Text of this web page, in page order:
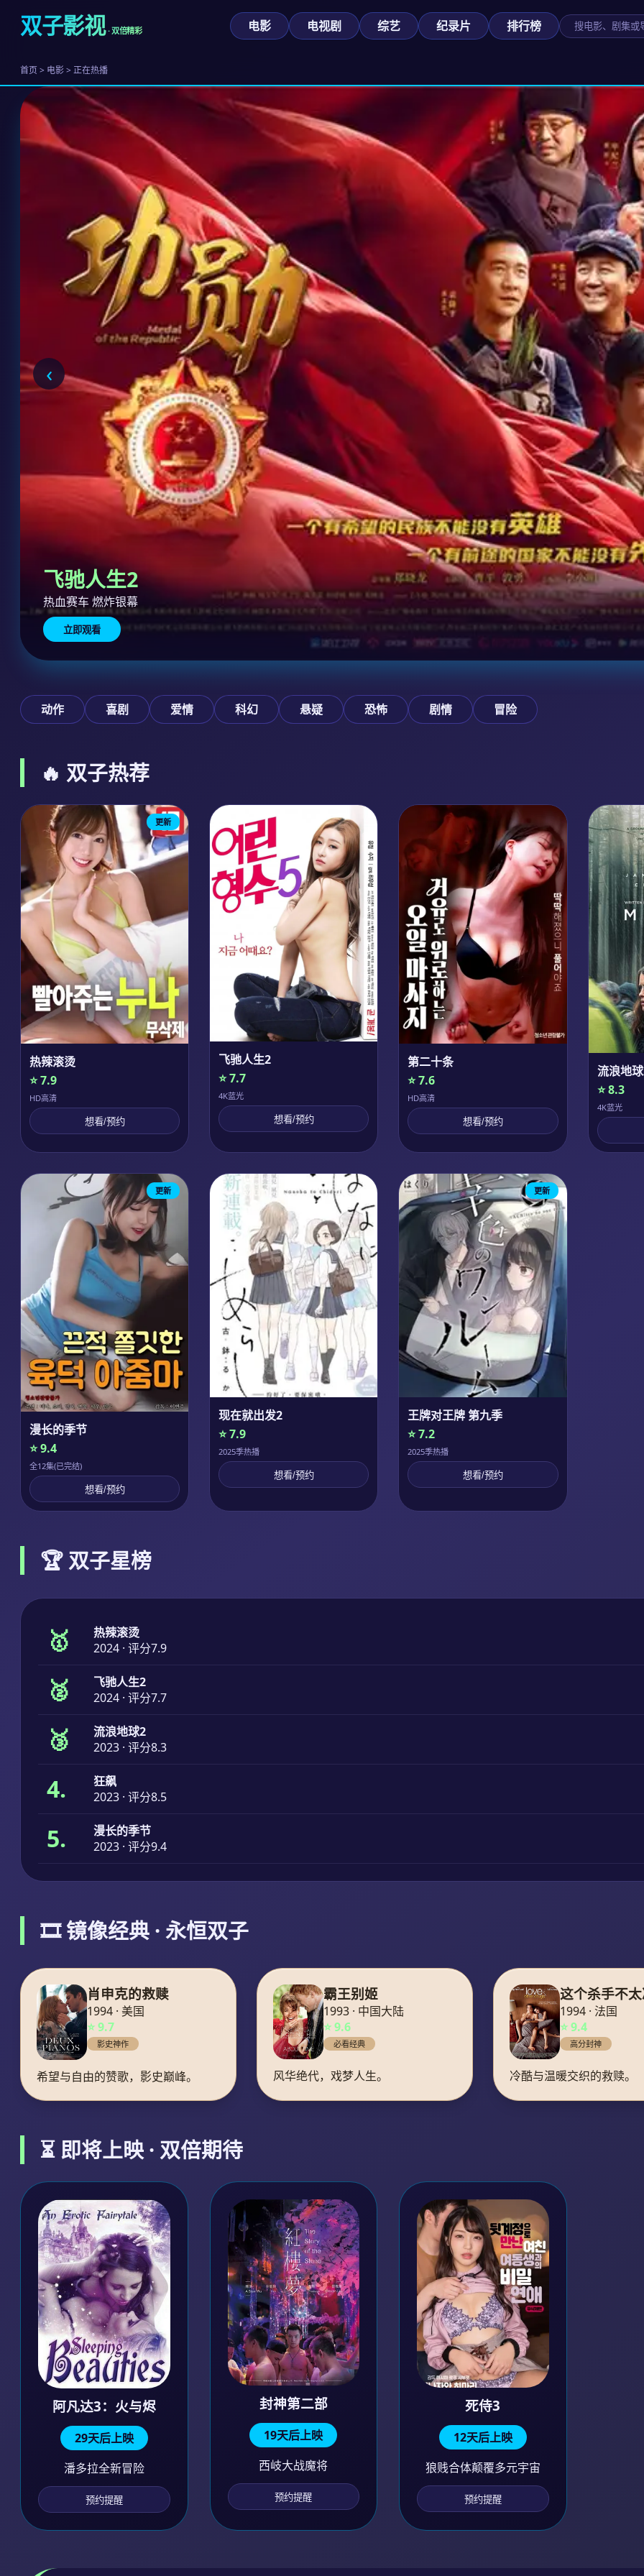
双子影视· 双倍精彩 电影 电视剧 综艺 纪录片 排行榜
首页 > 电影 > 正在热播
飞驰人生2
热血赛车 燃炸银幕
立即观看
‹
动作 喜剧 爱情 科幻 悬疑 恐怖 剧情 冒险
🔥 双子热荐
更新
热辣滚烫
⭐ 7.9
HD高清
想看/预约
飞驰人生2
⭐ 7.7
4K蓝光
想看/预约
第二十条
⭐ 7.6
HD高清
想看/预约
流浪地
⭐ 8.3
4K蓝光
更新
漫长的季节
⭐ 9.4
全12集(已完结)
想看/预约
现在就出发2
⭐ 7.9
2025季热播
想看/预约
更新
王牌对王牌 第九季
⭐ 7.2
2025季热播
想看/预约
🏆 双子星榜
🥇
热辣滚烫
2024 · 评分7.9
🥈
飞驰人生2
2024 · 评分7.7
🥉
流浪地球2
2023 · 评分8.3
4.
狂飙
2023 · 评分8.5
5.
漫长的季节
2023 · 评分9.4
🎞️ 镜像经典 · 永恒双子
肖申克的救赎
1994 · 美国
⭐ 9.7
影史神作
希望与自由的赞歌，影史巅峰。
霸王别姬
1993 · 中国大陆
⭐ 9.6
必看经典
风华绝代，戏梦人生。
这个杀手不
1994 · 法国
⭐ 9.4
高分封神
冷酷与温暖交织的救赎。
⏳ 即将上映 · 双倍期待
阿凡达3：火与烬
29天后上映
潘多拉全新冒险
预约提醒
封神第二部
19天后上映
西岐大战魔将
预约提醒
死侍3
12天后上映
狼贱合体颠覆多元宇宙
预约提醒